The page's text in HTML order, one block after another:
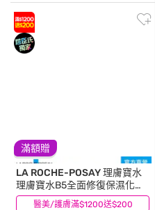
滿額贈
醫美/護膚滿$1200送$200
LA ROCHE-POSAY 理膚寶水
理膚寶水B5全面修復保濕化妝
水 200ml
(21)